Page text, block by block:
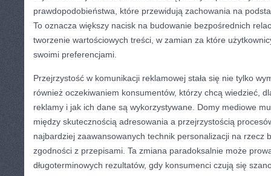
prawdopodobieństwa, które przewidują zachowania na
To oznacza większy nacisk na budowanie bezpośrednich
tworzenie wartościowych treści, w zamian za które
swoimi preferencjami.
Przejrzystość w komunikacji reklamowej stała się nie tylko
również oczekiwaniem konsumentów, którzy chcą wiedzieć,
reklamy i jak ich dane są wykorzystywane. Domy mediowe
między skutecznością adresowania a przejrzystością
najbardziej zaawansowanych technik personalizacji na rzecz
zgodności z przepisami. Ta zmiana paradoksalnie może
długoterminowych rezultatów, gdy konsumenci czują się